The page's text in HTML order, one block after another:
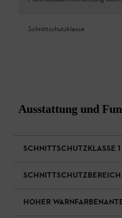
Schnittschutzklasse
Ausstattung und
SCHNITTSCHUTZKLASSE 1
SCHNITTSCHUTZBEREICH
HOHER